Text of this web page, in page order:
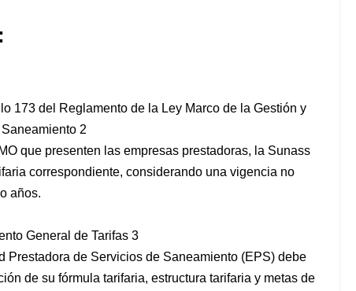
173 del Reglamento de la Ley Marco de la Gestión y
2
que presenten las empresas prestadoras, la Sunass
correspondiente, considerando una vigencia no
años.
General de Tarifas 3
Prestadora de Servicios de Saneamiento (EPS) debe
de su fórmula tarifaria, estructura tarifaria y metas de